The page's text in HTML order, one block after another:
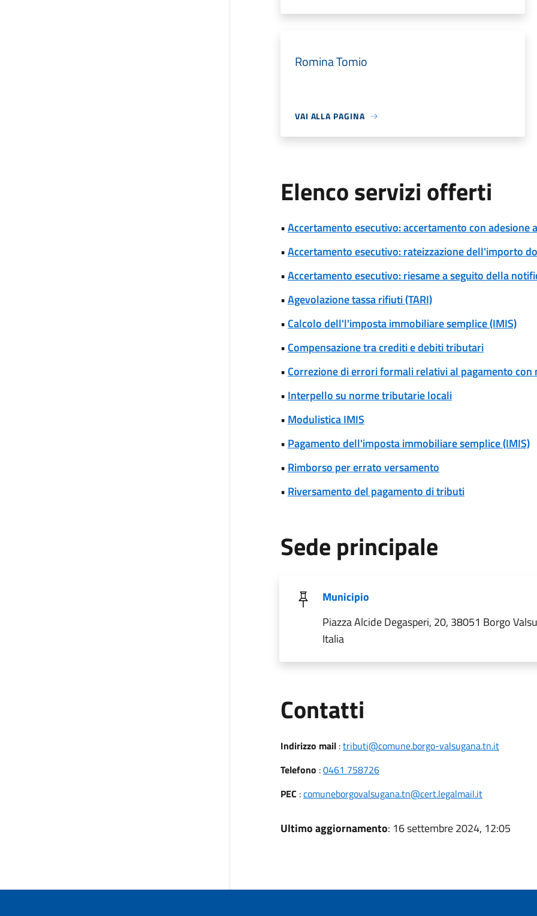
Romina Tomio
VAI ALLA PAGINA
Elenco servizi offerti
•Accertamento esecutivo: accertamento con adesione
•Accertamento esecutivo: rateizzazione dell'importo
•Accertamento esecutivo: riesame a seguito della
•Agevolazione tassa rifiuti (TARI)
• Calcolo dell'l'imposta immobiliare semplice (IMIS)
• Compensazione tra crediti e debiti tributari
• Correzione di errori formali relativi al pagamento con
• Interpello su norme tributarie locali
• Modulistica IMIS
• Pagamento dell'imposta immobiliare semplice (IMIS)
• Rimborso per errato versamento
• Riversamento del pagamento di tributi
Sede principale
Municipio
Piazza Alcide Degasperi, 20, 38051 Borgo
Italia
Contatti
Indirizzo mail:tributi@comune.borgo-valsugana.tn.it
Telefono :0461 758726
PEC :comuneborgovalsugana.tn@cert.legalmail.it
Ultimo aggiornamento: 16 settembre 2024, 12:05